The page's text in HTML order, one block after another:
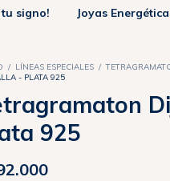
tu signo! Joyas
/ LÍNEAS ESPECIALES /
- PLATA 925
925